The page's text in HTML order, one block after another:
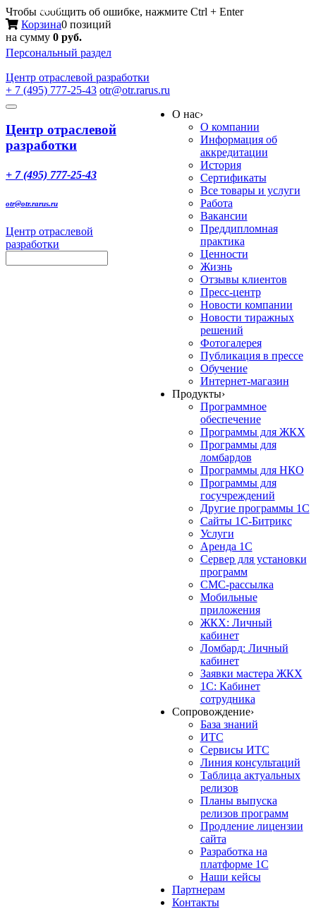
Чтобы сообщить об ошибке, нажмите Ctrl + Enter
Корзина0 позиций
на сумму 0 руб.
Персональный раздел
Центр отраслевой разработки
+ 7 (495) 777-25-43 otr@otr.rarus.ru
Toggle
Меню
Центр отраслевой
разработки
+ 7 (495) 777-25-43
otr@otr.rarus.ru
Центр отраслевой
разработки
О нас›
О компании
Информация об
аккредитации
История
Сертификаты
Все товары и услуги
Работа
Вакансии
Преддипломная
практика
Ценности
Жизнь
Отзывы клиентов
Пресс-центр
Новости компании
Новости тиражных
решений
Фотогалерея
Публикация в прессе
Обучение
Интернет-магазин
Продукты›
Программное
обеспечение
Программы для ЖКХ
Программы для
ломбардов
Программы для НКО
Программы для
госучреждений
Другие программы 1С
Сайты 1С-Битрикс
Услуги
Аренда 1С
Сервер для установки
программ
СМС-рассылка
Мобильные
приложения
ЖКХ: Личный
кабинет
Ломбард: Личный
кабинет
Заявки мастера ЖКХ
1С: Кабинет
сотрудника
Сопровождение›
База знаний
ИТС
Сервисы ИТС
Линия консультаций
Таблица актуальных
релизов
Планы выпуска
релизов программ
Продление лицензии
сайта
Разработка на
платформе 1С
Наши кейсы
Партнерам
Контакты